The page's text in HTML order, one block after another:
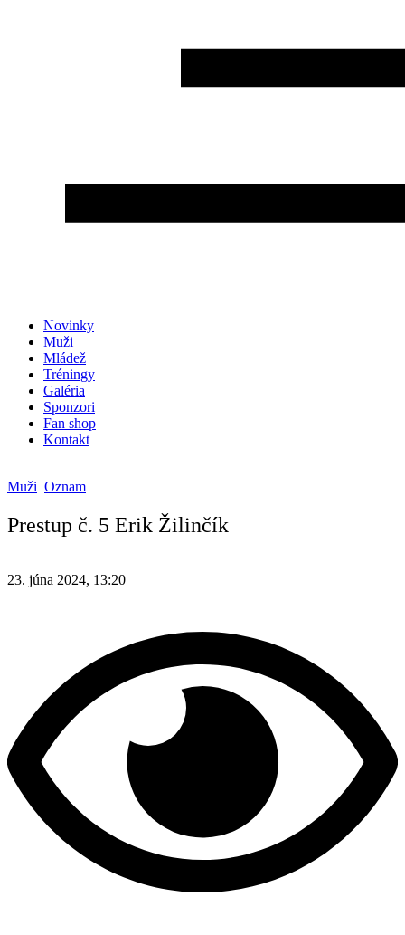
Novinky
Muži
Mládež
Tréningy
Galéria
Sponzori
Fan shop
Kontakt
Muži Oznam
Prestup č. 5 Erik Žilinčík
23. júna 2024, 13:20